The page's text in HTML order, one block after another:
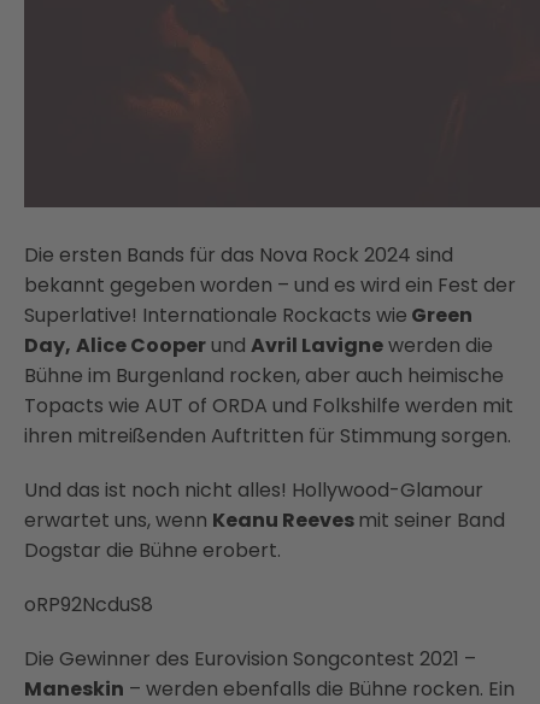
Die ersten Bands für das Nova Rock 2024 sind
bekannt gegeben worden – und es wird ein Fest der
Superlative! Internationale Rockacts wie Green
Day, Alice Cooperund Avril Lavignewerden die
Bühne im Burgenland rocken, aber auch heimische
Topacts wie AUT of ORDA und Folkshilfe werden mit
ihren mitreißenden Auftritten für Stimmung sorgen.
Und das ist noch nicht alles! Hollywood-Glamour
erwartet uns, wenn Keanu Reevesmit seiner Band
Dogstar die Bühne erobert.
oRP92NcduS8
Die Gewinner des Eurovision Songcontest 2021 –
Maneskin – werden ebenfalls die Bühne rocken. Ein